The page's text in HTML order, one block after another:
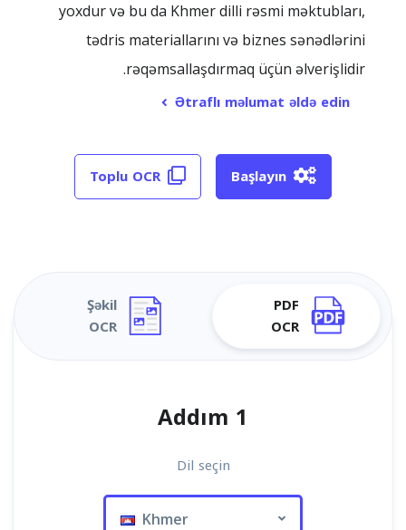
yoxdur və bu da Khmer dilli rəsmi məktubları,
tədris materiallarını və biznes sənədlərini
rəqəmsallaşdırmaq üçün əlverişlidir.
Ətraflı məlumat əldə edin
Toplu OCR Başlayın
Şəkil
OCR
PDF
OCR
Addım 1
Dil seçin
Khmer